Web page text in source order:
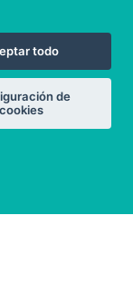
todo
de
cookies